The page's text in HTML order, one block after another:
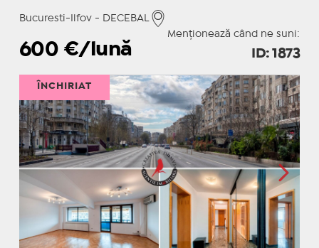
Bucuresti-Ilfov - DECEBAL
Menționează când ne suni:
600 €/lună ID: 1873
ÎNCHIRIAT